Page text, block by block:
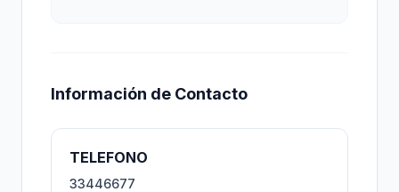
Información de Contacto
TELEFONO
33446677